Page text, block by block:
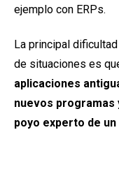
ejemplo con ERPs.
La principal
de situaciones es
aplicaciones
nuevos programas
poyo experto de un